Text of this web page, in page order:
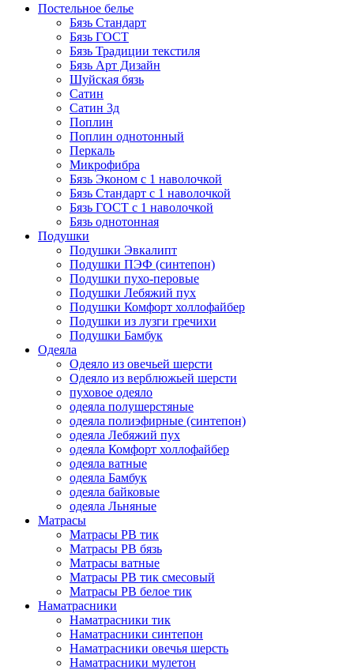
Постельное белье
Бязь Стандарт
Бязь ГОСТ
Бязь Традиции текстиля
Бязь Арт Дизайн
Шуйская бязь
Сатин
Сатин 3д
Поплин
Поплин однотонный
Перкаль
Микрофибра
Бязь Эконом с 1 наволочкой
Бязь Стандарт с 1 наволочкой
Бязь ГОСТ с 1 наволочкой
Бязь однотонная
Подушки
Подушки Эвкалипт
Подушки ПЭФ (синтепон)
Подушки пухо-перовые
Подушки Лебяжий пух
Подушки Комфорт холлофайбер
Подушки из лузги гречихи
Подушки Бамбук
Одеяла
Одеяло из овечьей шерсти
Одеяло из верблюжьей шерсти
пуховое одеяло
одеяла полушерстяные
одеяла полиэфирные (синтепон)
одеяла Лебяжий пух
одеяла Комфорт холлофайбер
одеяла ватные
одеяла Бамбук
одеяла байковые
одеяла Льняные
Матрасы
Матрасы РВ тик
Матрасы РВ бязь
Матрасы ватные
Матрасы РВ тик смесовый
Матрасы РВ белое тик
Наматрасники
Наматрасники тик
Наматрасники синтепон
Наматрасники овечья шерсть
Наматрасники мулетон